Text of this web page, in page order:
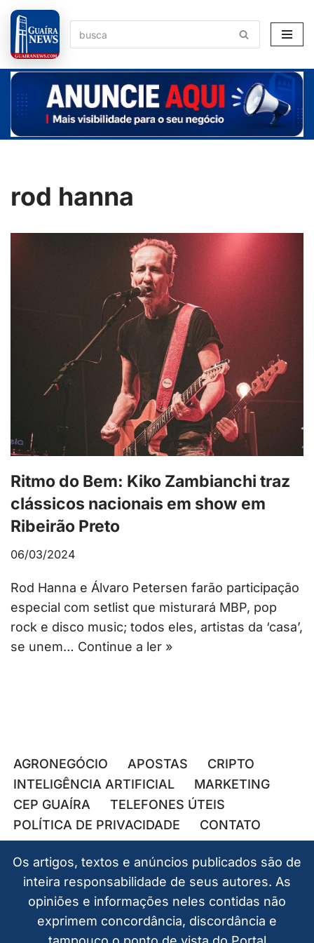
Pular
para
o
conteúdo
rod hanna
Ritmo do Bem: Kiko Zambianchi traz
clássicos nacionais em show em
Ribeirão Preto
06/03/2024
Rod Hanna e Álvaro Petersen farão participação
especial com setlist que misturará MBP, pop
rock e disco music; todos eles, artistas da ‘casa’,
se unem… Continue a ler »
AGRONEGÓCIO APOSTAS
CRIPTO
INTELIGÊNCIA ARTIFICIAL
MARKETING
CEP GUAÍRA
TELEFONES ÚTEIS
POLÍTICA DE PRIVACIDADE
CONTATO
Os artigos, textos e anúncios publicados são de
inteira responsabilidade de seus autores. As
opiniões e informações neles contidas não
exprimem concordância, discordância e